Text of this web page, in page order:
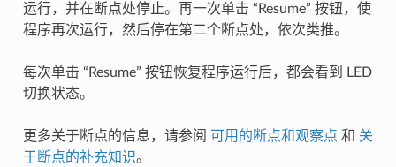
运行，并在断点处停止。再一次单击 “Resume” 按钮，使
程序再次运行，然后停在第二个断点处，依次类推。
每次单击 “Resume” 按钮恢复程序运行后，都会看到 LED
切换状态。
更多关于断点的信息，请参阅 可用的断点和观察点 和 关
于断点的补充知识。